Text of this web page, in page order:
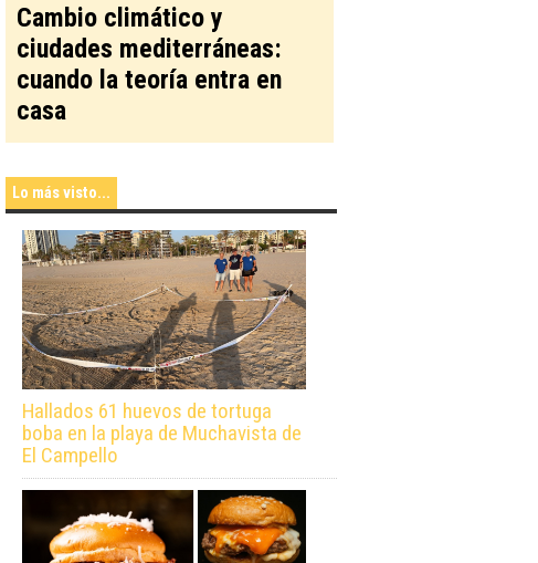
Cambio climático y
ciudades mediterráneas:
cuando la teoría entra en
casa
Lo más visto...
Hallados 61 huevos de tortuga
boba en la playa de Muchavista de
El Campello